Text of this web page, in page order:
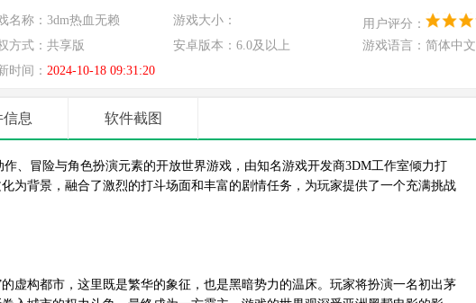
名称： 3dm热血无赖 游戏大小：
用户评分：
方式： 共享版 安卓版本： 6.0及以上 游戏语言： 简体中文
时间： 2024-10-18 09:31:20
息 软件截图
、冒险与角色扮演元素的开放世界游戏，由知名游戏开发商3DM工作室倾力打
为背景，融合了激烈的打斗场面和丰富的剧情任务，为玩家提供了一个充满挑战
虚构都市，这里既是繁华的象征，也是黑暗势力的温床。玩家将扮演一名初出茅